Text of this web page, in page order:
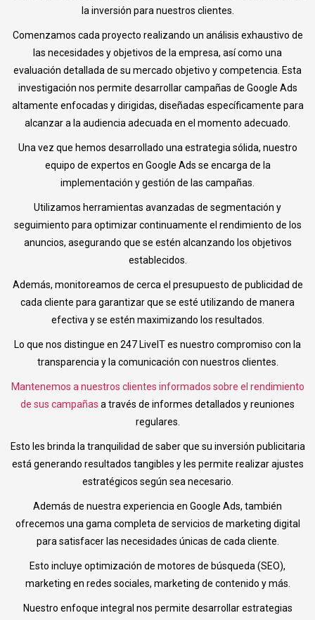
la inversión para nuestros clientes.
Comenzamos cada proyecto realizando un análisis exhaustivo de
las necesidades y objetivos de la empresa, así como una
evaluación detallada de su mercado objetivo y competencia. Esta
investigación nos permite desarrollar campañas de Google Ads
altamente enfocadas y dirigidas, diseñadas específicamente para
alcanzar a la audiencia adecuada en el momento adecuado.
Una vez que hemos desarrollado una estrategia sólida, nuestro
equipo de expertos en Google Ads se encarga de la
implementación y gestión de las campañas.
Utilizamos herramientas avanzadas de segmentación y
seguimiento para optimizar continuamente el rendimiento de los
anuncios, asegurando que se estén alcanzando los objetivos
establecidos.
Además, monitoreamos de cerca el presupuesto de publicidad de
cada cliente para garantizar que se esté utilizando de manera
efectiva y se estén maximizando los resultados.
Lo que nos distingue en 247 LiveIT es nuestro compromiso con la
transparencia y la comunicación con nuestros clientes.
Mantenemos a nuestros clientes informados sobre el rendimiento
de sus campañas a través de informes detallados y reuniones
regulares.
Esto les brinda la tranquilidad de saber que su inversión publicitaria
está generando resultados tangibles y les permite realizar ajustes
estratégicos según sea necesario.
Además de nuestra experiencia en Google Ads, también
ofrecemos una gama completa de servicios de marketing digital
para satisfacer las necesidades únicas de cada cliente.
Esto incluye optimización de motores de búsqueda (SEO),
marketing en redes sociales, marketing de contenido y más.
Nuestro enfoque integral nos permite desarrollar estrategias